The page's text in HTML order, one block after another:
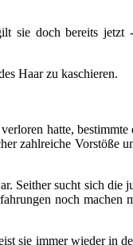
sie doch bereits
Haar zu kaschieren.
hatte,
zahlreiche Vorstöße
Seither sucht sich die
noch machen
sie immer wieder in